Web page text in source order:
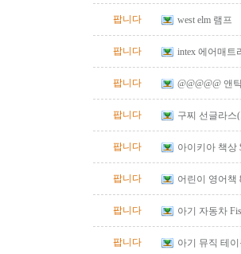
팝니다 west elm 램프
팝니다 intex 에어매트
팝니다 @@@@@ 앤
팝니다 구찌 선글라스
팝니다 아이키아 책상
팝니다 어린이 영어책
팝니다
아기 자동차
팝니다
아기 뮤직 테이